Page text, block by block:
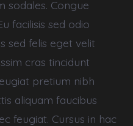
sodales. Congue
facilisis sed odio
sed felis eget velit
cras tincidunt
pretium nibh
aliquam faucibus
feugiat. Cursus in hac